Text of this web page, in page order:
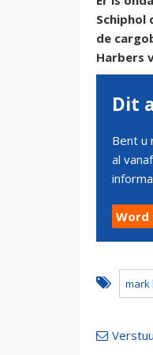
Schiphol
de
Harbers
Dit
Bent u
al
Word
mark